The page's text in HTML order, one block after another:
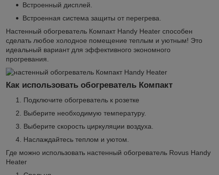
Встроенный дисплей.
Встроенная система защиты от перегрева.
Настенный обогреватель Компакт Handy Heater способен
сделать любое холодное помещение теплым и уютным! Это
идеальный вариант для эффективного экономного
прогревания.
Как использовать обогреватель Компакт
Подключите обогреватель к розетке
Выберите необходимую температуру.
Выберите скорость циркуляции воздуха.
Наслаждайтесь теплом и уютом.
Где можно использовать настенный обогреватель Rovus Handy
Heater